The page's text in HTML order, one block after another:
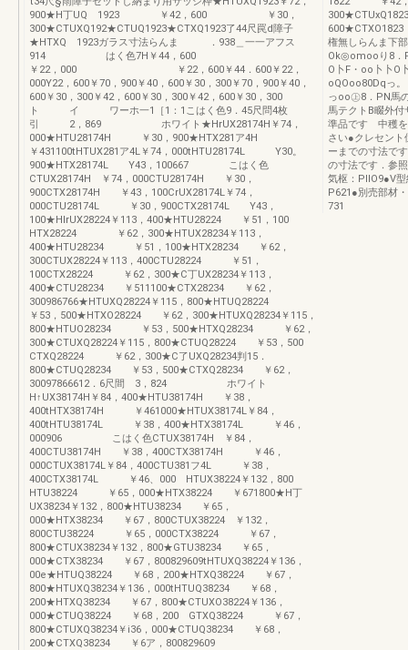
900★H丁UQ 1923 ￥42，600 ￥30，
300★CTUXQ192★CTUQ1923★CTXQ1923了44尺罠d障子
★HTXQ 1923ガラス寸法らんま ．938＿一一アフス
914 はく色7H￥44，600
￥22，000 ￥22，600￥44．600￥22，
000Y22，600￥70，900￥40，600￥30，300￥70，900￥40，
600￥30，300￥42，600￥30，300￥42，600￥30，300
ト イ ワーホ一1［1：1こはく色9．45尺問4枚
引 2，869 ホワイト★HrUX28174H￥74，
000★HTU28174H ￥30，900★HTX281ア4H
￥431100tHTUX281ア4L￥74，000tHTU28174L Y30。
900★HTX28174L Y43，100667 こはく色
CTUX28174H ￥74，000CTU28174H ￥30，
900CTX28174H ￥43，100CrUX28174L￥74，
000CTU28174L ￥30，900CTX28174L Y43，
100★HlrUX28224￥113，400★HTU28224 ￥51，100
HTX28224 ￥62，300★HTUX28234￥113，
400★HTU28234 ￥51，100★HTX28234 ￥62，
300CTUX28224￥113，400CTU28224 ￥51，
100CTX28224 ￥62，300★C丁UX28234￥113，
400★CTU28234 ￥511100★CTX28234 ￥62，
300986766★HTUXQ28224￥115，800★HTUQ28224
￥53，500★HTXO28224 ￥62，300★HTUXQ28234￥115，
800★HTUO28234 ￥53，500★HTXQ28234 ￥62，
300★CTUXQ28224￥115，800★CTUQ28224 ￥53，500
CTXQ28224 ￥62，300★C了UXQ28234判15．
800★CTUQ28234 ￥53，500★CTXQ28234 ￥62，
30097866612．6尺間 3，824 ホワイト
H↑UX38174H￥84，400★HTU38174H ￥38，
400tHTX38174H ￥461000★HTUX38174L￥84，
400tHTU38174L ￥38，400★HTX38174L ￥46，
000906 こはく色CTUX38174H ￥84，
400CTU38174H ￥38，400CTX38174H ￥46，
000CTUX38174L￥84，400CTU381フ4L ￥38，
400CTX38174L ￥46、000 HTUX38224￥132，800
HTU38224 ￥65，000★HTX38224 ￥671800★H丁
UX38234￥132，800★HTU38234 ￥65，
000★HTX38234 ￥67，800CTUX38224 ￥132，
800CTU38224 ￥65，000CTX38224 ￥67，
800★CTUX38234￥132，800★GTU38234 ￥65，
000★CTX38234 ￥67，800829609tHTUXQ38224￥136，
00e★HTUQ38224 ￥68，200★HTXQ38224 ￥67，
800★HTUXQ38234￥136，000tHTUQ38234 ￥68，
200★HTXQ38234 ￥67，800★CTUXO38224￥136，
000★CTUQ38224 ￥68，200 GTXQ38224 ￥67，
800★CTUXQ38234￥i36，000★CTUQ38234 ￥68，
200★CTXQ38234 ￥6ア，800829609
権無しらんま下
Ok◎omooり8．
O卜F・oo卜卜O
oQOoo80Dqっ
っoo㊤8．PN馬
馬テクトB畷外
準品です 中穫
さい●クレセン
ーまでの寸法で
の寸法です．参
気枢：PIlO9●V
P621●別売部材
731